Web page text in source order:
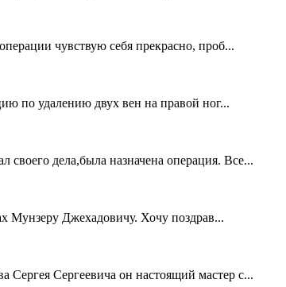
чувствую себя прекрасно, проб...
по удалению двух вен на правой ног...
дела,была назначена операция. Все...
Мунзеру Джехадовичу. Хочу поздрав...
Сергея Сергеевича он настоящий мастер с...